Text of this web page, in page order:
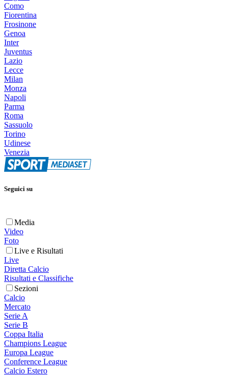
Como
Fiorentina
Frosinone
Genoa
Inter
Juventus
Lazio
Lecce
Milan
Monza
Napoli
Parma
Roma
Sassuolo
Torino
Udinese
Venezia
Seguici su
Media
Video
Foto
Live e Risultati
Live
Diretta Calcio
Risultati e Classifiche
Sezioni
Calcio
Mercato
Serie A
Serie B
Coppa Italia
Champions League
Europa League
Conference League
Calcio Estero